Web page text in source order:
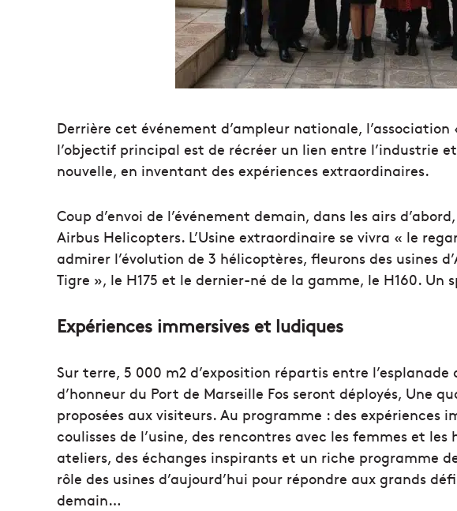
Derrière cet événement d’ampleur nationale,
l’objectif principal est de récréer un lien entre l’industrie
nouvelle, en inventant des expériences extraordinaires.
Coup d’envoi de l’événement demain, dans les airs
Airbus Helicopters. L’Usine extraordinaire se vivra « le
admirer l’évolution de 3 hélicoptères, fleurons des usines
Tigre », le H175 et le dernier-né de la gamme, le H160. Un
Expériences immersives et ludiques
Sur terre, 5 000 m2 d’exposition répartis entre
d’honneur du Port de Marseille Fos seront déployés, Une
proposées aux visiteurs. Au programme : des expériences
coulisses de l’usine, des rencontres avec les femmes et les
ateliers, des échanges inspirants et un riche programme
rôle des usines d’aujourd’hui pour répondre aux grands
demain…